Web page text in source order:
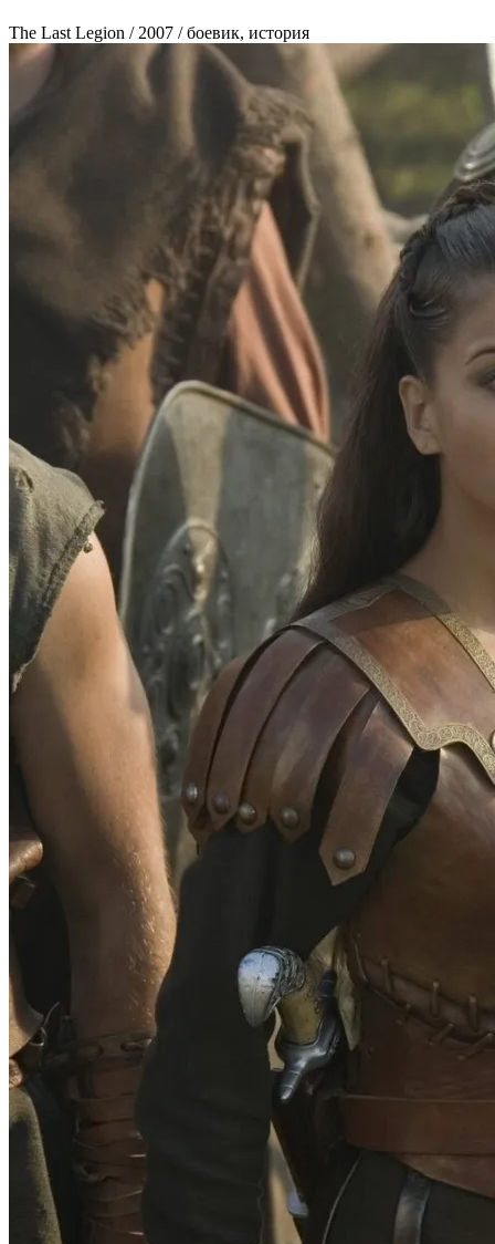
The Last Legion / 2007 / боевик, история